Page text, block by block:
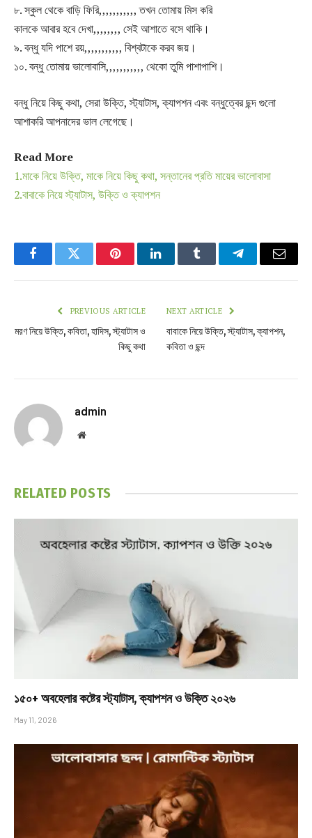
৮. স্কুল থেকে বাড়ি ফিরি,,,,,,,,,,, তখন তোমায় মিস করি
কালকে আবার হবে দেখা,,,,,,,, সেই আশাতে বসে থাকি।
৯. বন্ধু যদি পাশে রয়,,,,,,,,,,, বিশ্বটাকে করব জয়।
১০. বন্ধু তোমায় ভালোবাসি,,,,,,,,,,, থেকো তুমি পাশাপাশি।
বন্ধু নিয়ে কিছু কথা, সেরা উক্তি, স্ট্যাটাস, ক্যাপশন এবং বন্ধুত্বের ছন্দ গুলো
আশাকরি আপনাদের ভাল লেগেছে।
Read More
1.মাকে নিয়ে উক্তি, মাকে নিয়ে কিছু কথা, সন্তানের প্রতি মায়ের ভালোবাসা
2.বাবাকে নিয়ে স্ট্যাটাস, উক্তি ও ক্যাপশন
FacebookTwitter PinterestLinkedInTumblr TelegramEmail
PREVIOUS ARTICLE
মরণ নিয়ে উক্তি, কবিতা, হাদিস, স্ট্যাটাস ও
কিছু কথা
NEXT ARTICLE
বাবাকে নিয়ে উক্তি, স্ট্যাটাস, ক্যাপশন,
কবিতা ও ছন্দ
admin
Website
RELATED POSTS
১৫০+ অবহেলার কষ্টের স্ট্যাটাস, ক্যাপশন ও উক্তি ২০২৬
May 11, 2026